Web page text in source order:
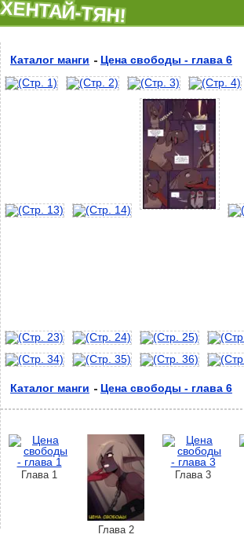
ХЕНТАЙ-ТЯН!
Каталог манги
Цена свободы - глава 6
Каталог манги Цена свободы - глава 6
Глава 1
Глава 2
Глава 3